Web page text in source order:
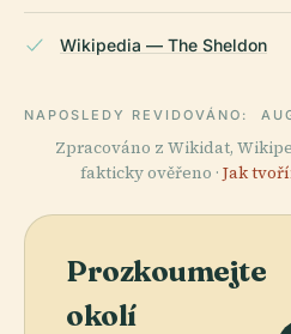
Wikipedia — The Sheldon
NAPOSLEDY REVIDOVÁNO:
Zpracováno z Wikidat,
fakticky ověřeno · Jak
Prozkoumejte
okolí